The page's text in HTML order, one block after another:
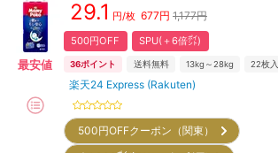
最安値
29.1 円/枚 677円 1,177円
500円OFF SPU(＋6倍㌽)
36ポイント 送料無料 13kg～28kg 22枚入
楽天24 Express (Rakuten)
500円OFFクーポン（関東）